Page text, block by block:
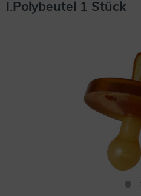
I.Polybeutel 1 Stück